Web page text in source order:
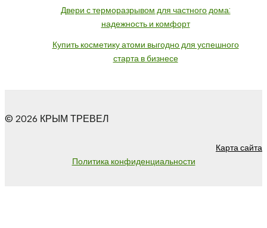
Двери с терморазрывом для частного дома:
надежность и комфорт
Купить косметику атоми выгодно для успешного
старта в бизнесе
© 2026 КРЫМ ТРЕВЕЛ
Карта сайта
Политика конфиденциальности